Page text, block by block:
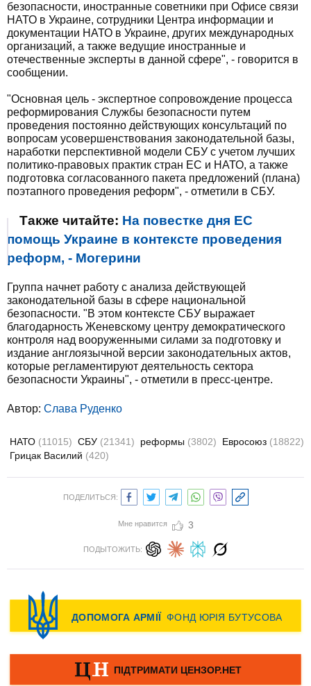
безопасности, иностранные советники при Офисе связи
НАТО в Украине, сотрудники Центра информации и
документации НАТО в Украине, других международных
организаций, а также ведущие иностранные и
отечественные эксперты в данной сфере", - говорится в
сообщении.
"Основная цель - экспертное сопровождение процесса
реформирования Службы безопасности путем
проведения постоянно действующих консультаций по
вопросам усовершенствования законодательной базы,
наработки перспективной модели СБУ с учетом лучших
политико-правовых практик стран ЕС и НАТО, а также
подготовка согласованного пакета предложений (плана)
поэтапного проведения реформ", - отметили в СБУ.
Также читайте: На повестке дня ЕС
помощь Украине в контексте проведения
реформ, - Могерини
Группа начнет работу с анализа действующей
законодательной базы в сфере национальной
безопасности. "В этом контексте СБУ выражает
благодарность Женевскому центру демократического
контроля над вооруженными силами за подготовку и
издание англоязычной версии законодательных актов,
которые регламентируют деятельность сектора
безопасности Украины", - отметили в пресс-центре.
Автор: Слава Руденко
НАТО (11015) СБУ (21341) реформы (3802) Евросоюз (18822)
Грицак Василий (420)
ПОДЕЛИТЬСЯ:
Мне нравится 3
ПОДЫТОЖИТЬ: